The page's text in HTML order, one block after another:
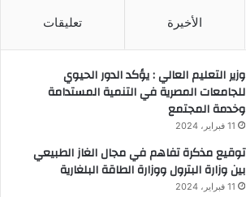
الأخيرة تعليقات
وزير التعليم العالي : يؤكد الدور الحيوي
للجامعات المصرية في التنمية المستدامة
وخدمة المجتمع
11 فبراير، 2024
توقيع مذكرة تفاهم في مجال الغاز الطبيعي
بين وزارة البترول ووزارة الطاقة البلغارية
11 فبراير، 2024